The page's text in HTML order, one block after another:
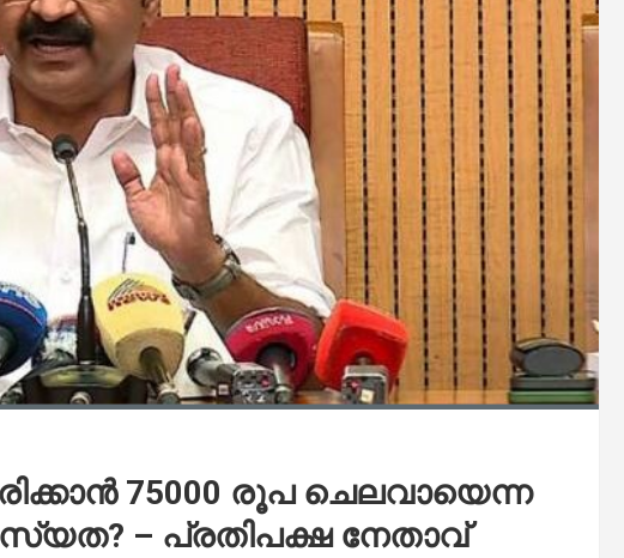
75000 രൂപ ചെലവായെന്ന
– പ്രതിപക്ഷ നേതാവ്